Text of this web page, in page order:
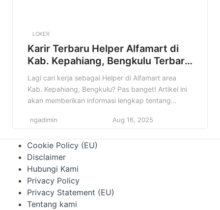
LOKER
Karir Terbaru Helper Alfamart di
Kab. Kepahiang, Bengkulu Terbaru
Tahun 2025
Lagi cari kerja sebagai Helper di Alfamart area
Kab. Kepahiang, Bengkulu? Pas banget! Artikel ini
akan memberikan informasi lengkap tentang
sedang kamu cari. Jangan lewatkan kesempatan
banget, apalagi kalau sesuai dengan minat dan
kualifikasi kamu. Nah, di artikel ini, kamu akan
menemukan […]
ngadimin Aug 16, 2025
Cookie Policy (EU)
Disclaimer
Hubungi Kami
Privacy Policy
Privacy Statement (EU)
Tentang kami